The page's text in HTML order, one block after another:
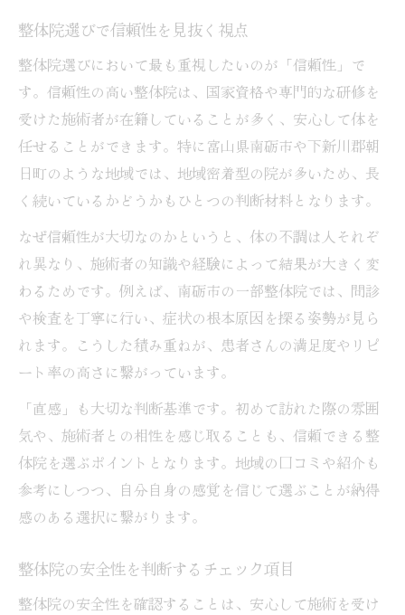
整体院選びで信頼性を見抜く視点
整体院選びにおいて最も重視したいのが「信頼性」で
す。信頼性の高い整体院は、国家資格や専門的な研修を
受けた施術者が在籍していることが多く、安心して体を
任せることができます。特に富山県南砺市や下新川郡朝
日町のような地域では、地域密着型の院が多いため、長
く続いているかどうかもひとつの判断材料となります。
なぜ信頼性が大切なのかというと、体の不調は人それぞ
れ異なり、施術者の知識や経験によって結果が大きく変
わるためです。例えば、南砺市の一部整体院では、問診
や検査を丁寧に行い、症状の根本原因を探る姿勢が見ら
れます。こうした積み重ねが、患者さんの満足度やリピ
ート率の高さに繋がっています。
「直感」も大切な判断基準です。初めて訪れた際の雰囲
気や、施術者との相性を感じ取ることも、信頼できる整
体院を選ぶポイントとなります。地域の口コミや紹介も
参考にしつつ、自分自身の感覚を信じて選ぶことが納得
感のある選択に繋がります。
整体院の安全性を判断するチェック項目
整体院の安全性を確認することは、安心して施術を受け